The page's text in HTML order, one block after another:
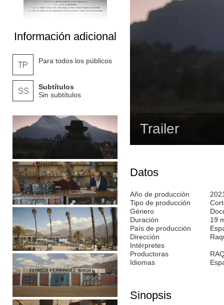
Información adicional
Para todos los públicos
Subtítulos
Sin subtítulos
Trailer
Datos
Año de producción
Tipo de producción
Género
Duración
19
País de producción
Dirección
Intérpretes
Productoras
Idiomas
Sinopsis